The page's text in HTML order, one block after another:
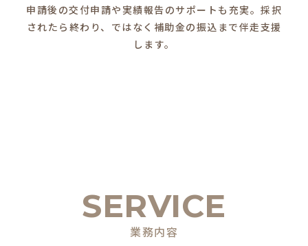
申請後の交付申請や実績報告のサポートも充実。採択
されたら終わり、ではなく補助金の振込まで伴走支援
します。
SERVICE
業務内容